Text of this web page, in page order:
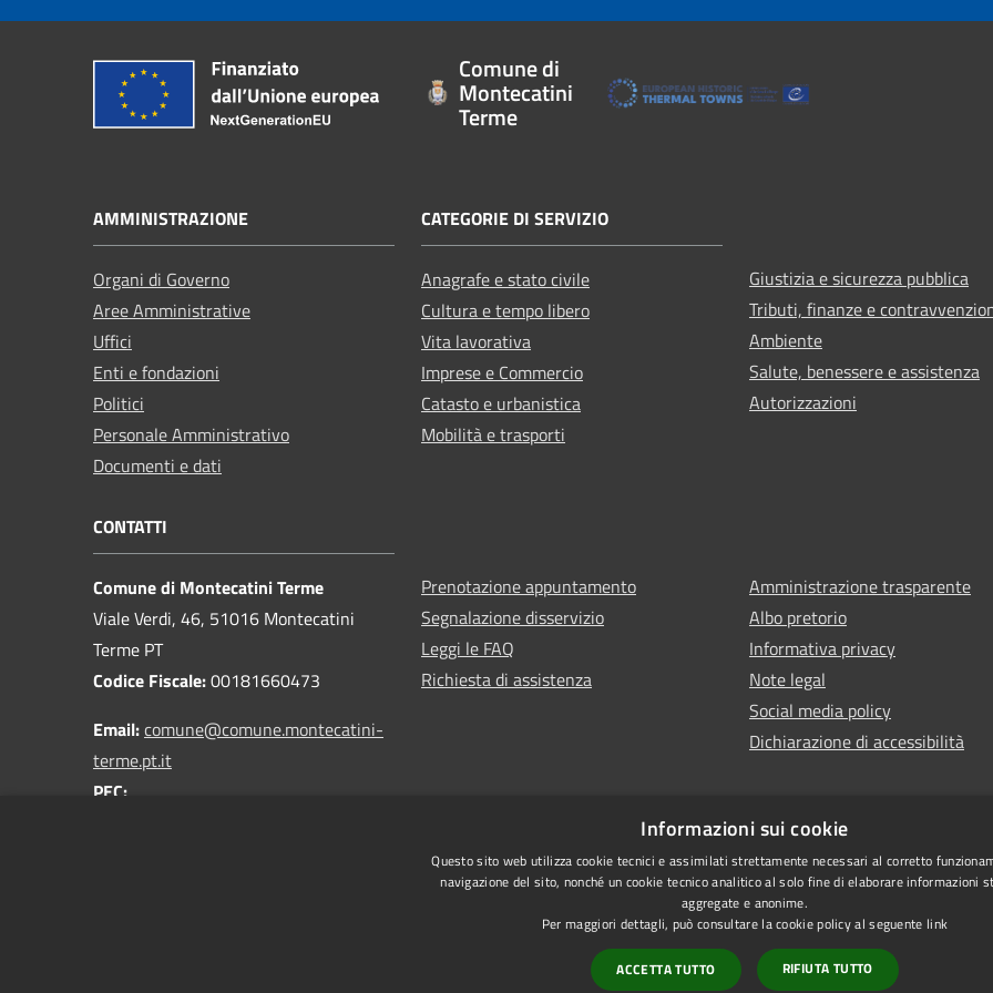
Comune di
Montecatini
Terme
AMMINISTRAZIONE
Organi di Governo
Aree Amministrative
Uffici
Enti e fondazioni
Politici
Personale Amministrativo
Documenti e dati
CATEGORIE DI SERVIZIO
Anagrafe e stato civile
Cultura e tempo libero
Vita lavorativa
Imprese e Commercio
Catasto e urbanistica
Mobilità e trasporti
Giustizia e sicurezza pubblica
Tributi, finanze e
Ambiente
Salute, benessere e assistenza
Autorizzazioni
CONTATTI
Comune di Montecatini Terme
Viale Verdi, 46, 51016 Montecatini
Terme PT
Codice Fiscale:00181660473
Email:comune@comune.montecatini-
terme.pt.it
PEC:
Prenotazione appuntamento
Segnalazione disservizio
Leggi le FAQ
Richiesta di assistenza
Amministrazione trasparente
Albo pretorio
Informativa privacy
Note legal
Social media policy
Dichiarazione di accessibilità
Vecchio sito
Informazioni sui cookie
Questo sito web utilizza cookie tecnici e assimilati strettamente necessari al corretto
navigazione del sito, nonché un cookie tecnico analitico al solo fine di elaborare informazioni
aggregate e anonime.
Per maggiori dettagli, può consultare la cookie policy al seguente link
ACCETTA TUTTO RIFIUTA TUTTO